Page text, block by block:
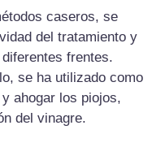
caseros, se
del tratamiento y
frentes.
se ha utilizado como
ahogar los piojos,
del vinagre.